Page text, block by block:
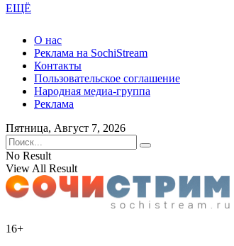
ЕЩЁ
О нас
Реклама на SochiStream
Контакты
Пользовательское соглашение
Народная медиа-группа
Реклама
Пятница, Август 7, 2026
No Result
View All Result
16+